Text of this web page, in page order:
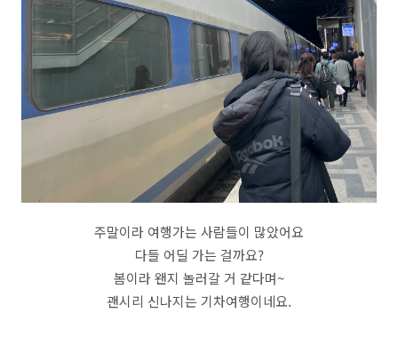
주말이라 여행가는 사람들이 많았어요
다들 어딜 가는 걸까요?
봄이라 왠지 놀러갈 거 같다며~
괜시리 신나지는 기차여행이네요.